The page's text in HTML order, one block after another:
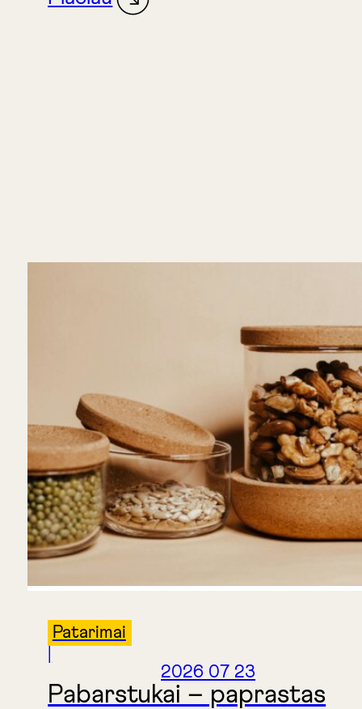
Patarimai
2026 07 23
Pabarstukai – paprastas